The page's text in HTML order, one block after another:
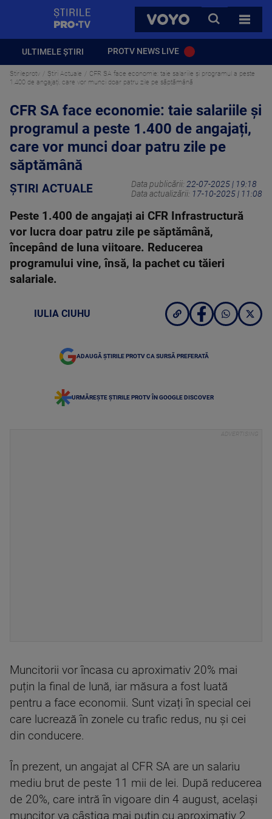
VOYO
CAUTA
TOATE
ULTIMELE ȘTIRI PROTV NEWS LIVE
Stirileprotv Știri Actuale
CFR SA face economie: taie salariile și programul a peste
1.400 de angajați, care vor munci doar patru zile pe săptămână
CFR SA face economie: taie salariile și
programul a peste 1.400 de angajați,
care vor munci doar patru zile pe
săptămână
ȘTIRI ACTUALE Data publicării: 22-07-2025 | 19:18
Data actualizării: 17-10-2025 | 11:08
Peste 1.400 de angajați ai CFR Infrastructură
vor lucra doar patru zile pe săptămână,
începând de luna viitoare. Reducerea
programului vine, însă, la pachet cu tăieri
salariale.
IULIA CIUHU
ADAUGĂ ȘTIRILE PROTV CA SURSĂ PREFERATĂ
URMĂREȘTE ȘTIRILE PROTV ÎN GOOGLE DISCOVER
Muncitorii vor încasa cu aproximativ 20% mai
puțin la final de lună, iar măsura a fost luată
pentru a face economii. Sunt vizați în special cei
care lucrează în zonele cu trafic redus, nu și cei
din conducere.
În prezent, un angajat al CFR SA are un salariu
mediu brut de peste 11 mii de lei. După reducerea
de 20%, care intră în vigoare din 4 august, același
muncitor va câștiga mai puțin cu aproximativ 2